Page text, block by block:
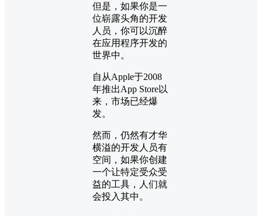
但是，如果你是一
位崭露头角的开发
人员，你可以沉醉
在应用程序开发的
世界中。
自从Apple于2008
年推出App Store以
来，市场已经爆
发。
然而，仍然有才华
横溢的开发人员有
空间，如果你创建
一个让特定受众受
益的工具，人们就
会投入其中。